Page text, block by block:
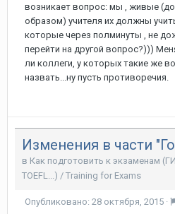
возникает вопрос: мы , живые (до
образом) учителя их должны
которые через полминуты , не
перейти на другой вопрос?)))
ли коллеги, у которых такие же
назвать...ну пусть противоречия.
Изменения в части
в Как подготовить к экзаменам
TOEFL...) / Training for Exams
Опубликовано: 28 октября, 2015 ·